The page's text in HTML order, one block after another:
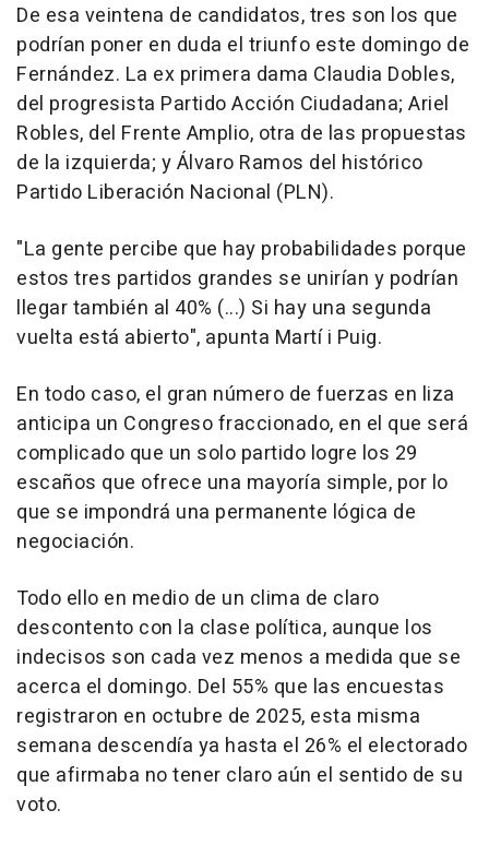
De esa veintena de candidatos, tres son los que
podrían poner en duda el triunfo este domingo de
Fernández. La ex primera dama Claudia Dobles,
del progresista Partido Acción Ciudadana; Ariel
Robles, del Frente Amplio, otra de las propuestas
de la izquierda; y Álvaro Ramos del histórico
Partido Liberación Nacional (PLN).
"La gente percibe que hay probabilidades porque
estos tres partidos grandes se unirían y podrían
llegar también al 40% (...) Si hay una segunda
vuelta está abierto", apunta Martí i Puig.
En todo caso, el gran número de fuerzas en liza
anticipa un Congreso fraccionado, en el que será
complicado que un solo partido logre los 29
escaños que ofrece una mayoría simple, por lo
que se impondrá una permanente lógica de
negociación.
Todo ello en medio de un clima de claro
descontento con la clase política, aunque los
indecisos son cada vez menos a medida que se
acerca el domingo. Del 55% que las encuestas
registraron en octubre de 2025, esta misma
semana descendía ya hasta el 26% el electorado
que afirmaba no tener claro aún el sentido de su
voto.